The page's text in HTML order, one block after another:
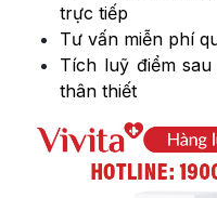
trực tiếp
Tư vấn miễn phí
Tích luỹ điểm
thân thiết